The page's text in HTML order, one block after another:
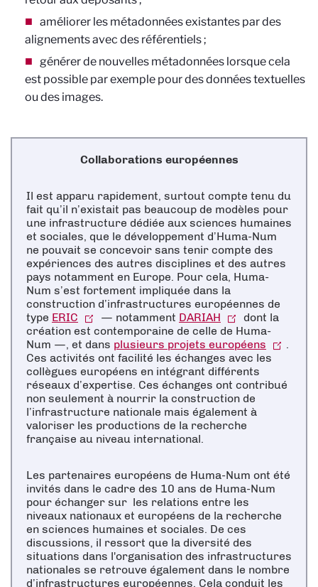
améliorer les métadonnées existantes par des
alignements avec des référentiels ;
générer de nouvelles métadonnées lorsque cela
est possible par exemple pour des données textuelles
ou des images.
Collaborations européennes
Il est apparu rapidement, surtout compte tenu du
fait qu’il n’existait pas beaucoup de modèles pour
une infrastructure dédiée aux sciences humaines
et sociales, que le développement d’Huma-Num
ne pouvait se concevoir sans tenir compte des
expériences des autres disciplines et des autres
pays notamment en Europe. Pour cela, Huma-
Num s’est fortement impliquée dans la
construction d’infrastructures européennes de
type ERIC — notamment DARIAH
dont la
création est contemporaine de celle de Huma-
Num —, et dans plusieurs projets européens
.
Ces activités ont facilité les échanges avec les
collègues européens en intégrant différents
réseaux d’expertise. Ces échanges ont contribué
non seulement à nourrir la construction de
l’infrastructure nationale mais également à
valoriser les productions de la recherche
française au niveau international.
Les partenaires européens de Huma-Num ont été
invités dans le cadre des 10 ans de Huma-Num
pour échanger sur les relations entre les
niveaux nationaux et européens de la recherche
en sciences humaines et sociales. De ces
discussions, il ressort que la diversité des
situations dans l'organisation des infrastructures
nationales se retrouve également dans le nombre
d’infrastructures européennes. Cela conduit les